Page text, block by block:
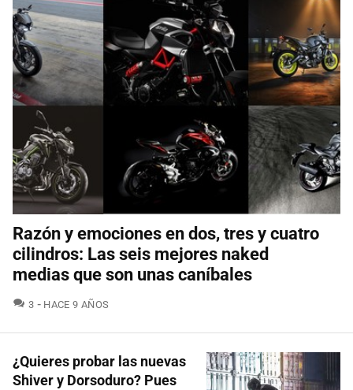
Razón y emociones en dos, tres y cuatro
cilindros: Las seis mejores naked
medias que son unas caníbales
3 COMENTARIOS
HACE 9 AÑOS
¿Quieres probar las nuevas
Shiver y Dorsoduro? Pues